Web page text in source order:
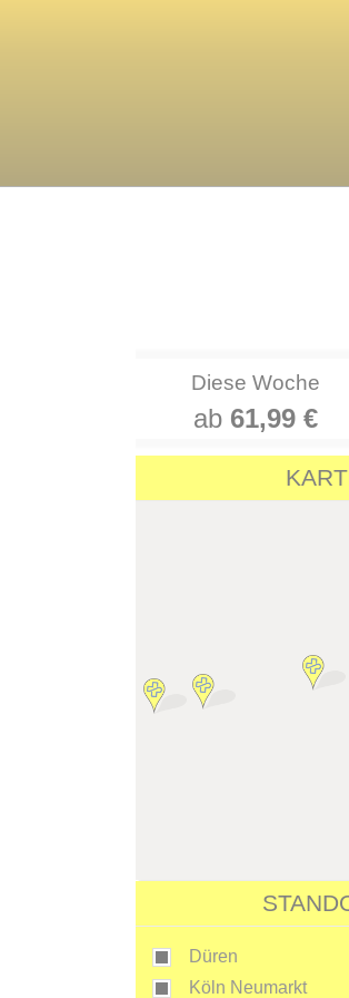
Diese Woche
ab 61,99 €
Düren
Köln Neumarkt